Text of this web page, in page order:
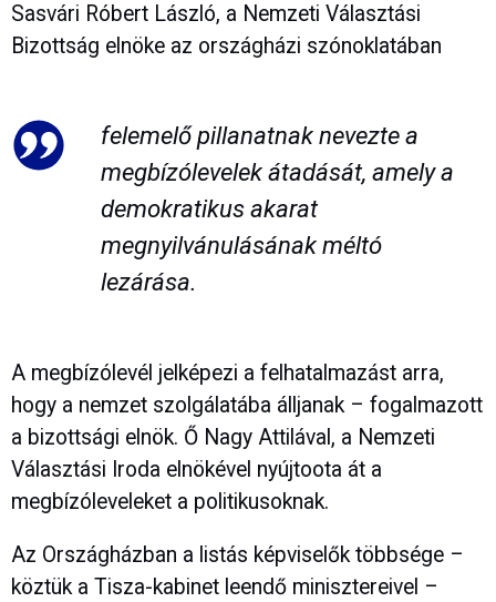
Sasvári Róbert László, a Nemzeti Választási
Bizottság elnöke az országházi szónoklatában
felemelő pillanatnak nevezte a
megbízólevelek átadását, amely a
demokratikus akarat
megnyilvánulásának méltó
lezárása.
A megbízólevél jelképezi a felhatalmazást arra,
hogy a nemzet szolgálatába álljanak – fogalmazott
a bizottsági elnök. Ő Nagy Attilával, a Nemzeti
Választási Iroda elnökével nyújtoota át a
megbízóleveleket a politikusoknak.
Az Országházban a listás képviselők többsége –
köztük a Tisza-kabinet leendő minisztereivel –